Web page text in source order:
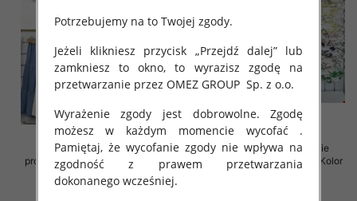
Spódnice damskie (Włoskie
produkt) Roz Standard, Mix Kolor
Sukienki damskie (Włoskie
produkt) Roz Standard, Mix Kolor
Potrzebujemy na to Twojej zgody.
Jeżeli klikniesz przycisk „Przejdź dalej” lub
zamkniesz to okno, to wyrazisz zgodę na
przetwarzanie przez OMEZ GROUP Sp. z o.o.
Wyrażenie zgody jest dobrowolne. Zgodę
możesz w każdym momencie wycofać .
Pamiętaj, że wycofanie zgody nie wpływa na
zgodność z prawem przetwarzania
dokonanego wcześniej.